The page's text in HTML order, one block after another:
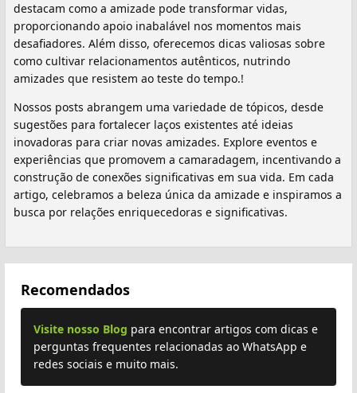
destacam como a amizade pode transformar vidas,
proporcionando apoio inabalável nos momentos mais
desafiadores. Além disso, oferecemos dicas valiosas sobre
como cultivar relacionamentos autênticos, nutrindo
amizades que resistem ao teste do tempo.!
Nossos posts abrangem uma variedade de tópicos, desde
sugestões para fortalecer laços existentes até ideias
inovadoras para criar novas amizades. Explore eventos e
experiências que promovem a camaradagem, incentivando a
construção de conexões significativas em sua vida. Em cada
artigo, celebramos a beleza única da amizade e inspiramos a
busca por relações enriquecedoras e significativas.
Recomendados
Visite nosso Blog para encontrar artigos com dicas e
perguntas frequentes relacionadas ao WhatsApp e
redes sociais e muito mais.